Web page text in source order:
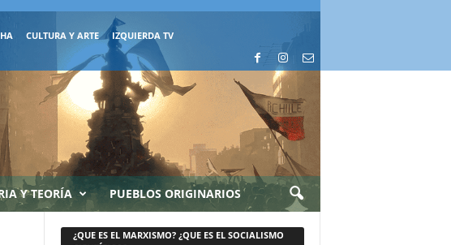
CULTURA Y ARTE IZQUIERDA TV
Y TEORÍA PUEBLOS ORIGINARIOS
¿QUE ES EL MARXISMO? ¿QUE ES EL SOCIALISMO